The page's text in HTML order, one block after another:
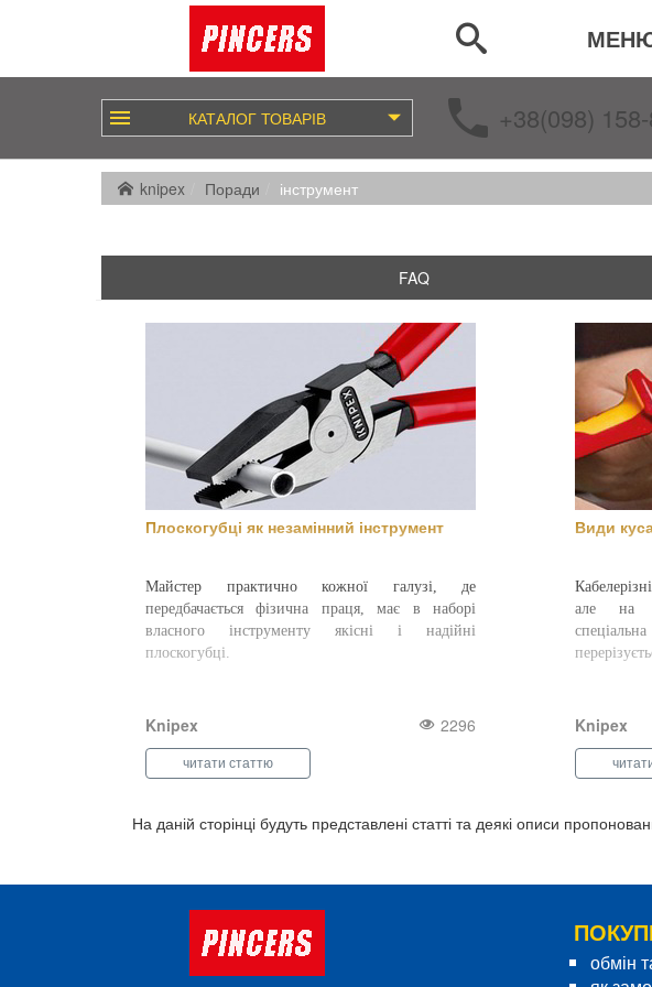
КАТАЛОГ ТОВАРІВ +38(098)
knipex Поради інструмент
FAQ
Плоскогубці як незамінний інструмент
Майстер практично кожної галузі, де
передбачається фізична праця, має в наборі
власного інструменту якісні і надійні
плоскогубці.
Knipex 2296
читати статтю
Види
але на
Knipex
На даній сторінці будуть представлені статті та деякі описи
обмін